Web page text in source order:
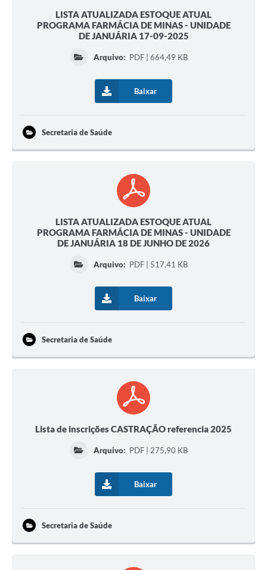
LISTA ATUALIZADA ESTOQUE ATUAL
PROGRAMA FARMÁCIA DE MINAS - UNIDADE
DE JANUÁRIA 17-09-2025
Arquivo: PDF | 664,49 KB
Baixar
Secretaria de Saúde
LISTA ATUALIZADA ESTOQUE ATUAL
PROGRAMA FARMÁCIA DE MINAS - UNIDADE
DE JANUÁRIA 18 DE JUNHO DE 2026
Arquivo: PDF | 517,41 KB
Baixar
Secretaria de Saúde
Lista de inscrições CASTRAÇÃO referencia 2025
Arquivo: PDF | 275,90 KB
Baixar
Secretaria de Saúde